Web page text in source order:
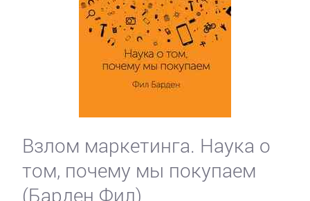
Взлом маркетинга. Наука о
том, почему мы покупаем
(Барден Фил)